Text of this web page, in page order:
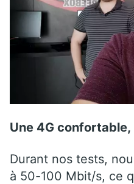
Une 4G confortable,
Durant nos tests,
à 50-100 Mbit/s, ce